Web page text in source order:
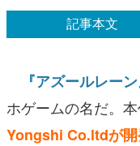
記事本文
『アズールレーン
ホゲームの名だ。
Yongshi Co.ltdが